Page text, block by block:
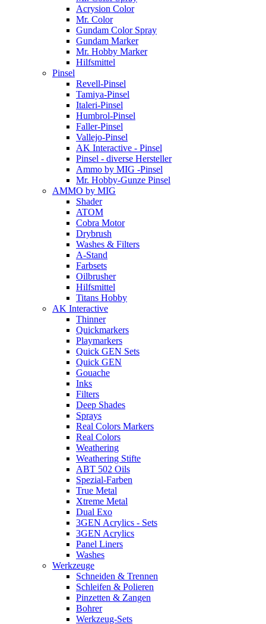
Acrysion Color
Mr. Color
Gundam Color Spray
Gundam Marker
Mr. Hobby Marker
Hilfsmittel
Pinsel
Revell-Pinsel
Tamiya-Pinsel
Italeri-Pinsel
Humbrol-Pinsel
Faller-Pinsel
Vallejo-Pinsel
AK Interactive - Pinsel
Pinsel - diverse Hersteller
Ammo by MIG -Pinsel
Mr. Hobby-Gunze Pinsel
AMMO by MIG
Shader
ATOM
Cobra Motor
Drybrush
Washes & Filters
A-Stand
Farbsets
Oilbrusher
Hilfsmittel
Titans Hobby
AK Interactive
Thinner
Quickmarkers
Playmarkers
Quick GEN Sets
Quick GEN
Gouache
Inks
Filters
Deep Shades
Sprays
Real Colors Markers
Real Colors
Weathering
Weathering Stifte
ABT 502 Oils
Spezial-Farben
True Metal
Xtreme Metal
Dual Exo
3GEN Acrylics - Sets
3GEN Acrylics
Panel Liners
Washes
Werkzeuge
Schneiden & Trennen
Schleifen & Polieren
Pinzetten & Zangen
Bohrer
Werkzeug-Sets